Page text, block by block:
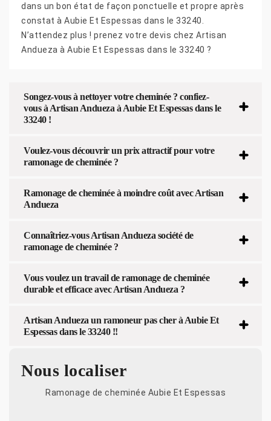
dans un bon état de façon ponctuelle et propre après
constat à Aubie Et Espessas dans le 33240.
N’attendez plus ! prenez votre devis chez Artisan
Andueza à Aubie Et Espessas dans le 33240 ?
Songez-vous à nettoyer votre cheminée ? confiez-
vous à Artisan Andueza à Aubie Et Espessas dans le
33240 !
Voulez-vous découvrir un prix attractif pour votre
ramonage de cheminée ?
Ramonage de cheminée à moindre coût avec Artisan
Andueza
Connaîtriez-vous Artisan Andueza société de
ramonage de cheminée ?
Vous voulez un travail de ramonage de cheminée
durable et efficace avec Artisan Andueza ?
Artisan Andueza un ramoneur pas cher à Aubie Et
Espessas dans le 33240 !!
Nous localiser
Ramonage de cheminée Aubie Et Espessas